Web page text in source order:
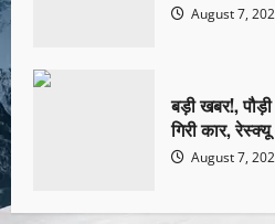
August 7,
बड़ी खबर!,
गिरी कार,
August 7,